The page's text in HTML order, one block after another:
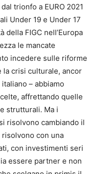
trionfo a EURO 2021
Under 19 e Under 17
della FIGC nell’Europa
le mancate
incedere sulle riforme
la crisi culturale, ancor
– abbiamo
affrettando quelle
strutturali. Ma i
risolvono cambiando il
con una
con investimenti seri
essere partner e non